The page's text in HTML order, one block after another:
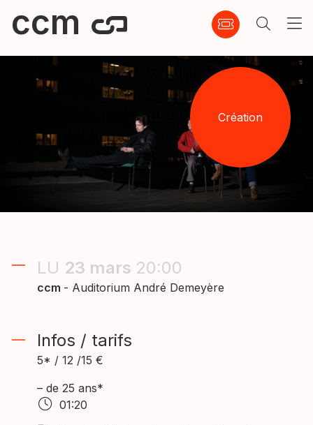
ccm
Création
LU 23 mars 20:00
ccm - Auditorium André Demeyère
Infos / tarifs
5* / 12 /15 €
– de 25 ans*
01:20